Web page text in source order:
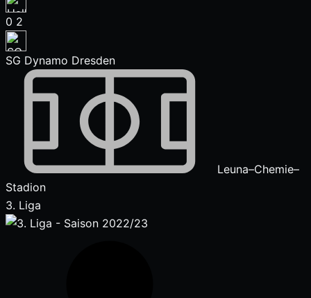
0 2
SG Dynamo Dresden
Leuna–Chemie–
Stadion
3. Liga